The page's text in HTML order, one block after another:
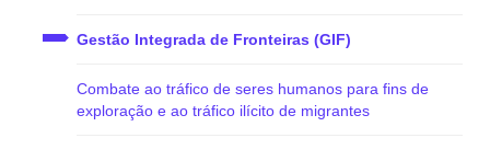
Gestão Integrada de Fronteiras (GIF)
Combate ao tráfico de seres humanos para fins de
exploração e ao tráfico ilícito de migrantes